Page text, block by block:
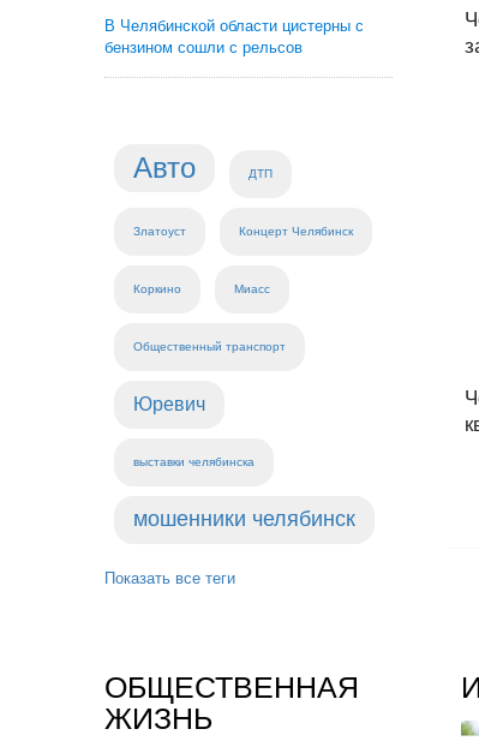
В Челябинской области цистерны с
бензином сошли с рельсов
Авто ДТП
Златоуст Концерт Челябинск
Коркино Миасс
Общественный транспорт
Юревич
выставки челябинска
мошенники челябинск
Показать все теги
ОБЩЕСТВЕННАЯ
ЖИЗНЬ